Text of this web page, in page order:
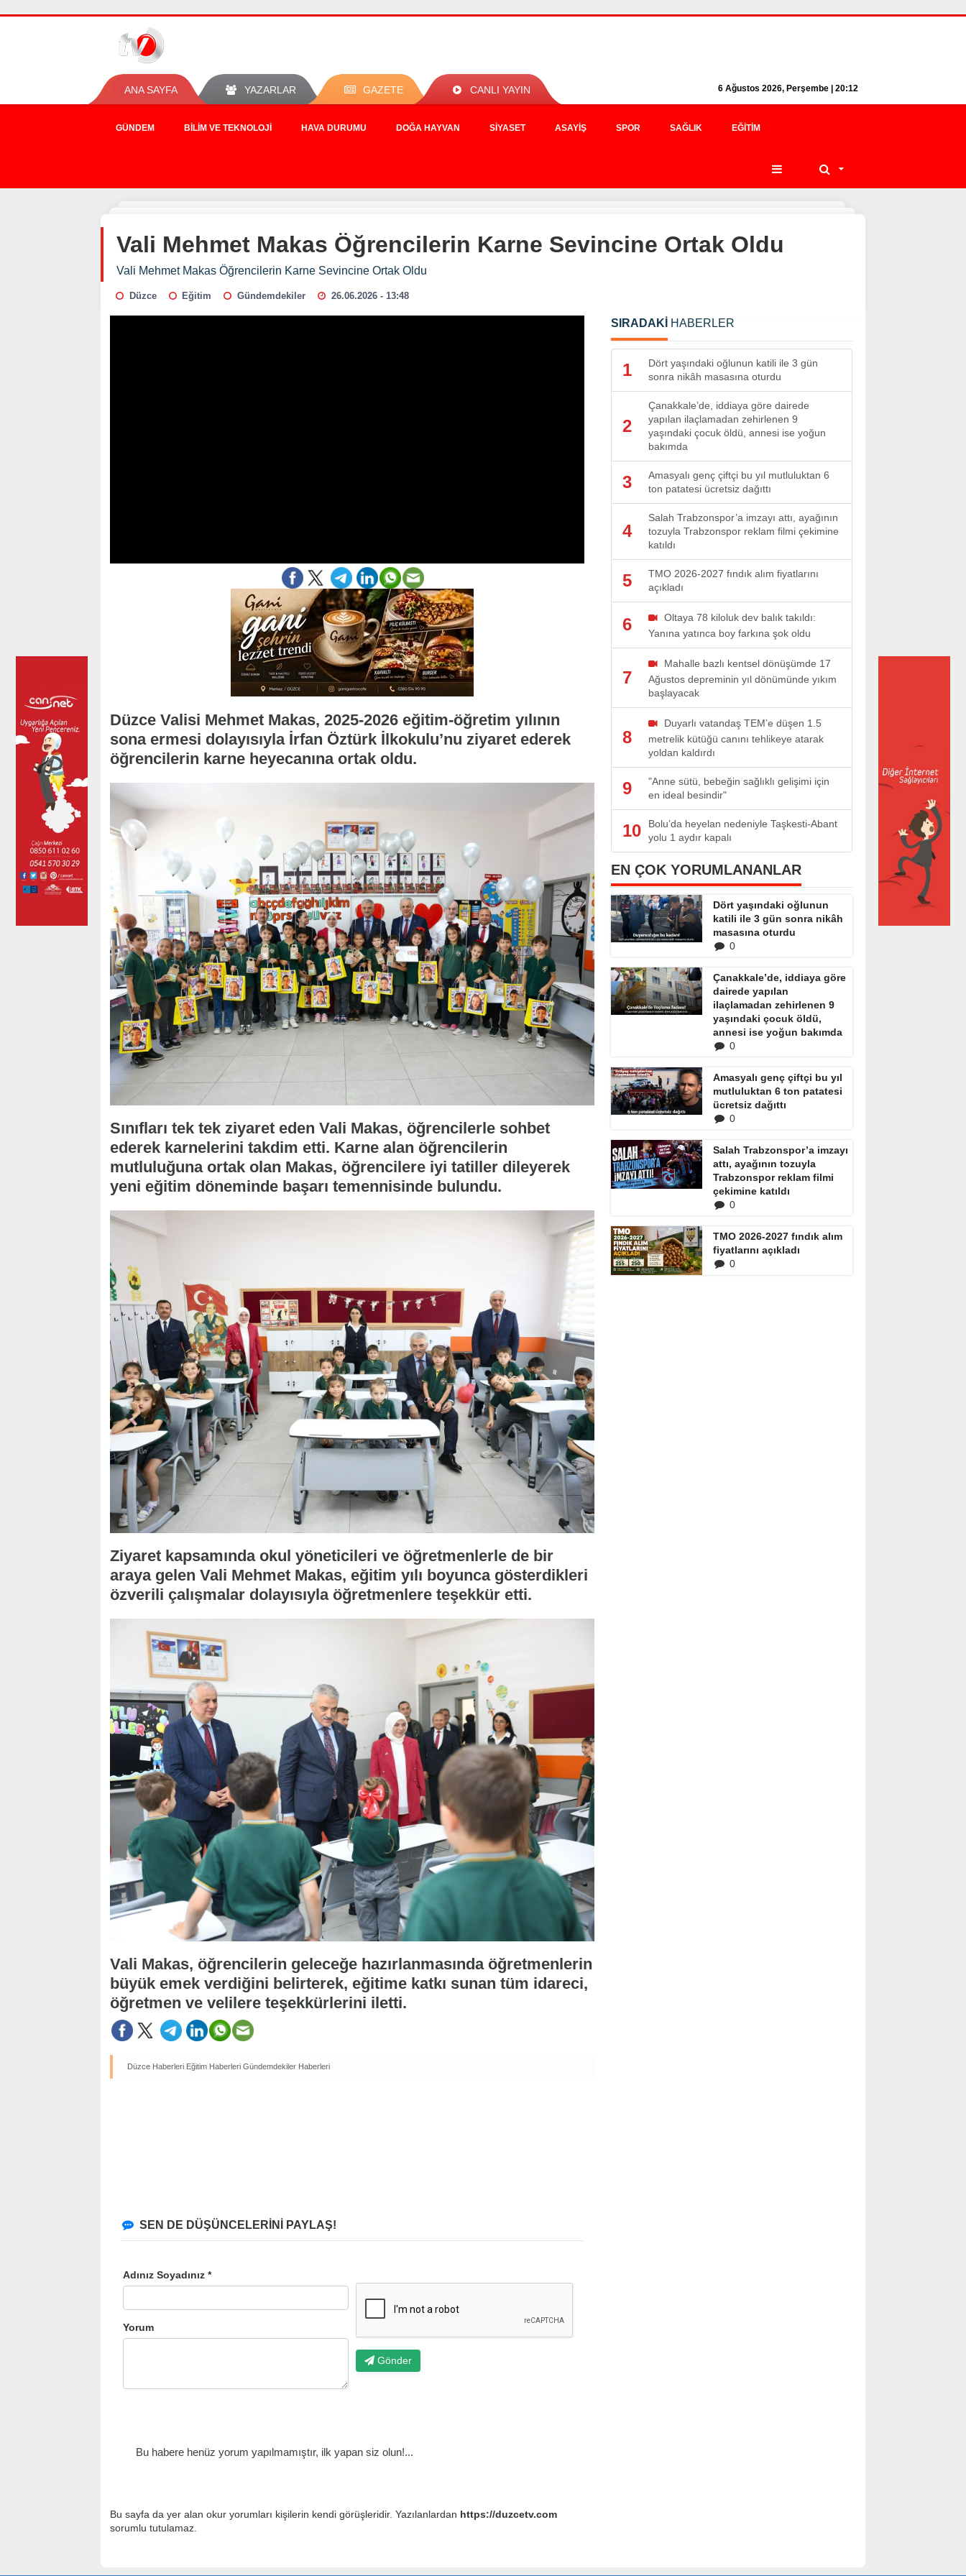
ANA SAYFA YAZARLAR GAZETE CANLI YAYIN 6 Ağustos 2026, Perşembe | 20:12
GÜNDEM BILIM VE TEKNOLOJI HAVA DURUMU DOĞA HAYVAN SIYASET ASAYIŞ SPOR SAĞLIK EĞITIM
Vali Mehmet Makas Öğrencilerin Karne Sevincine Ortak Oldu
Vali Mehmet Makas Öğrencilerin Karne Sevincine Ortak Oldu
Düzce Eğitim Gündemdekiler 26.06.2026 - 13:48
Düzce Valisi Mehmet Makas, 2025-2026 eğitim-öğretim yılının
sona ermesi dolayısıyla İrfan Öztürk İlkokulu’nu ziyaret ederek
öğrencilerin karne heyecanına ortak oldu.
Sınıfları tek tek ziyaret eden Vali Makas, öğrencilerle sohbet
ederek karnelerini takdim etti. Karne alan öğrencilerin
mutluluğuna ortak olan Makas, öğrencilere iyi tatiller dileyerek
yeni eğitim döneminde başarı temennisinde bulundu.
Ziyaret kapsamında okul yöneticileri ve öğretmenlerle de bir
araya gelen Vali Mehmet Makas, eğitim yılı boyunca gösterdikleri
özverili çalışmalar dolayısıyla öğretmenlere teşekkür etti.
Vali Makas, öğrencilerin geleceğe hazırlanmasında öğretmenlerin
büyük emek verdiğini belirterek, eğitime katkı sunan tüm idareci,
öğretmen ve velilere teşekkürlerini iletti.
Düzce Haberleri Eğitim Haberleri Gündemdekiler Haberleri
SEN DE DÜŞÜNCELERİNİ PAYLAŞ!
Adınız Soyadınız *
Yorum
Gönder
Bu habere henüz yorum yapılmamıştır, ilk yapan siz olun!...
Bu sayfa da yer alan okur yorumları kişilerin kendi görüşleridir. Yazılanlardan https://duzcetv.com
sorumlu tutulamaz.
SIRADAKİ HABERLER
1
Dört yaşındaki oğlunun katili ile 3 gün
sonra nikâh masasına oturdu
2
Çanakkale’de, iddiaya göre dairede
yapılan ilaçlamadan zehirlenen 9
yaşındaki çocuk öldü, annesi ise yoğun
bakımda
3
Amasyalı genç çiftçi bu yıl mutluluktan 6
ton patatesi ücretsiz dağıttı
4
Salah Trabzonspor’a imzayı attı, ayağının
tozuyla Trabzonspor reklam filmi çekimine
katıldı
5
TMO 2026-2027 fındık alım fiyatlarını
açıkladı
6
Oltaya 78 kiloluk dev balık takıldı:
Yanına yatınca boy farkına şok oldu
7
Mahalle bazlı kentsel dönüşümde 17
Ağustos depreminin yıl dönümünde yıkım
başlayacak
8
Duyarlı vatandaş TEM’e düşen 1.5
metrelik kütüğü canını tehlikeye atarak
yoldan kaldırdı
9
"Anne sütü, bebeğin sağlıklı gelişimi için
en ideal besindir"
10
Bolu’da heyelan nedeniyle Taşkesti-Abant
yolu 1 aydır kapalı
EN ÇOK YORUMLANANLAR
Dört yaşındaki oğlunun
katili ile 3 gün sonra nikâh
masasına oturdu
0
Çanakkale’de, iddiaya göre
dairede yapılan
ilaçlamadan zehirlenen 9
yaşındaki çocuk öldü,
annesi ise yoğun bakımda
0
Amasyalı genç çiftçi bu yıl
mutluluktan 6 ton patatesi
ücretsiz dağıttı
0
Salah Trabzonspor’a imzayı
attı, ayağının tozuyla
Trabzonspor reklam filmi
çekimine katıldı
0
TMO 2026-2027 fındık alım
fiyatlarını açıkladı
0